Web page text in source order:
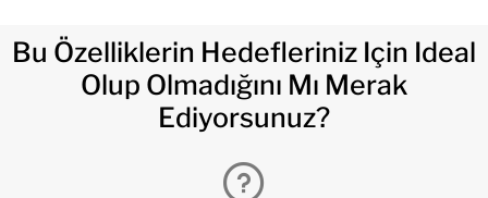
Bu Özelliklerin Hedefleriniz Için Ideal
Olup Olmadığını Mı Merak
Ediyorsunuz?